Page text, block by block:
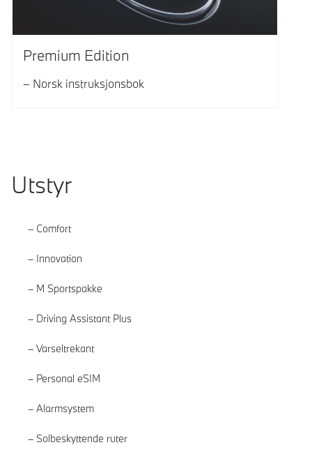
Premium Edition
Norsk instruksjonsbok
Utstyr
Comfort
Innovation
M Sportspakke
Driving Assistant Plus
Varseltrekant
Personal eSIM
Alarmsystem
Solbeskyttende ruter